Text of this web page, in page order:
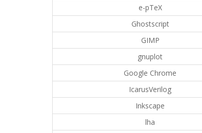
e-pTeX
Ghostscript
GIMP
gnuplot
Google Chrome
IcarusVerilog
Inkscape
lha